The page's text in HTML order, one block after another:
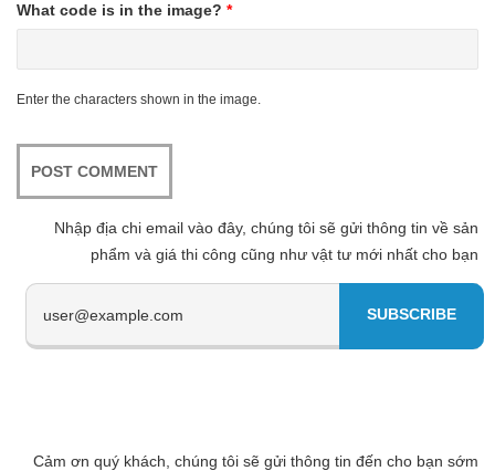
What code is in the image? *
Enter the characters shown in the image.
Nhập địa chi email vào đây, chúng tôi sẽ gửi thông tin về sản
phẩm và giá thi công cũng như vật tư mới nhất cho bạn
Cảm ơn quý khách, chúng tôi sẽ gửi thông tin đến cho bạn sớm